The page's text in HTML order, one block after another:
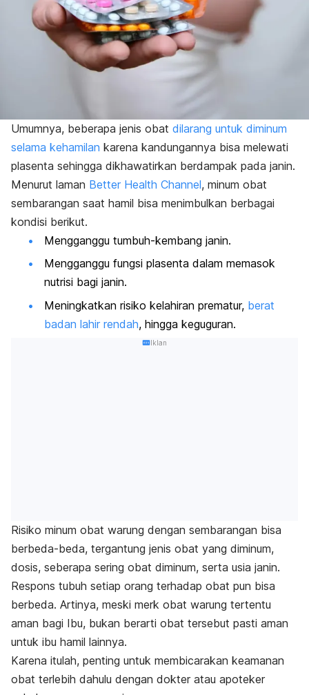
Umumnya, beberapa jenis obat dilarang untuk diminum
selama kehamilan karena kandungannya bisa melewati
plasenta sehingga dikhawatirkan berdampak pada janin.
Menurut laman Better Health Channel, minum obat
sembarangan saat hamil bisa menimbulkan berbagai
kondisi berikut.
Mengganggu tumbuh-kembang janin.
Mengganggu fungsi plasenta dalam memasok
nutrisi bagi janin.
Meningkatkan risiko kelahiran prematur, berat
badan lahir rendah, hingga keguguran.
Iklan
Risiko minum obat warung dengan sembarangan bisa
berbeda-beda, tergantung jenis obat yang diminum,
dosis, seberapa sering obat diminum, serta usia janin.
Respons tubuh setiap orang terhadap obat pun bisa
berbeda. Artinya, meski merk obat warung tertentu
aman bagi Ibu, bukan berarti obat tersebut pasti aman
untuk ibu hamil lainnya.
Karena itulah, penting untuk membicarakan keamanan
obat terlebih dahulu dengan dokter atau apoteker